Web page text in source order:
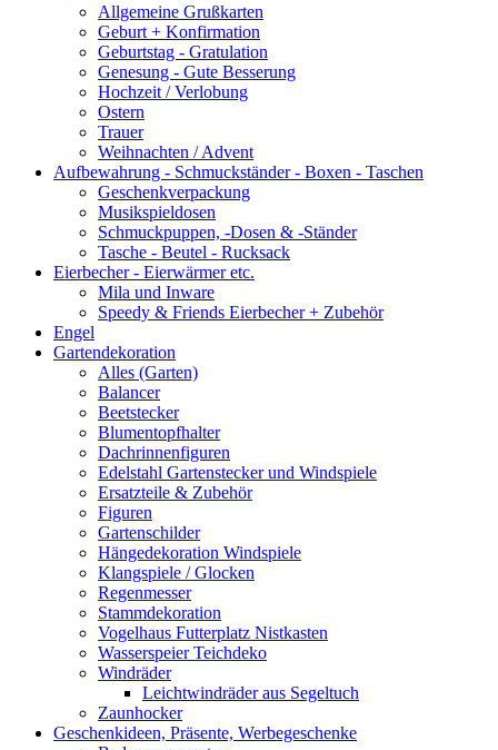
Allgemeine Grußkarten
Geburt + Konfirmation
Geburtstag - Gratulation
Genesung - Gute Besserung
Hochzeit / Verlobung
Ostern
Trauer
Weihnachten / Advent
Aufbewahrung - Schmuckständer - Boxen - Taschen
Geschenkverpackung
Musikspieldosen
Schmuckpuppen, -Dosen & -Ständer
Tasche - Beutel - Rucksack
Eierbecher - Eierwärmer etc.
Mila und Inware
Speedy & Friends Eierbecher + Zubehör
Engel
Gartendekoration
Alles (Garten)
Balancer
Beetstecker
Blumentopfhalter
Dachrinnenfiguren
Edelstahl Gartenstecker und Windspiele
Ersatzteile & Zubehör
Figuren
Gartenschilder
Hängedekoration Windspiele
Klangspiele / Glocken
Regenmesser
Stammdekoration
Vogelhaus Futterplatz Nistkasten
Wasserspeier Teichdeko
Windräder
Leichtwindräder aus Segeltuch
Zaunhocker
Geschenkideen, Präsente, Werbegeschenke